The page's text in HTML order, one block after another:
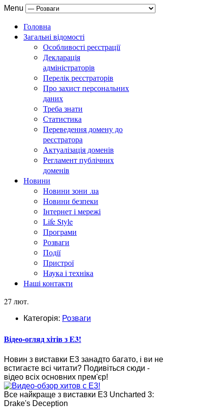
Menu
Головна
Загальні відомості
Особливості реєстрації
Декларація
адміністраторів
Перелік реєстраторів
Про захист персональних
даних
Треба знати
Статистика
Переведення домену до
реєстратора
Актуалізація доменів
Регламент публічних
доменів
Новини
Новини зони .ua
Новини безпеки
Інтернет і мережі
Life Style
Програми
Розваги
Події
Пристрої
Наука і техніка
Наші контакти
27 лют.
Категорія: Розваги
Відео-огляд хітів з E3!
Новин з виставки E3 занадто багато, і ви не
встигаєте всі читати? Подивіться сюди -
відео всіх основних прем'єр!
Все найкраще з виставки E3 Uncharted 3:
Drake's Deception